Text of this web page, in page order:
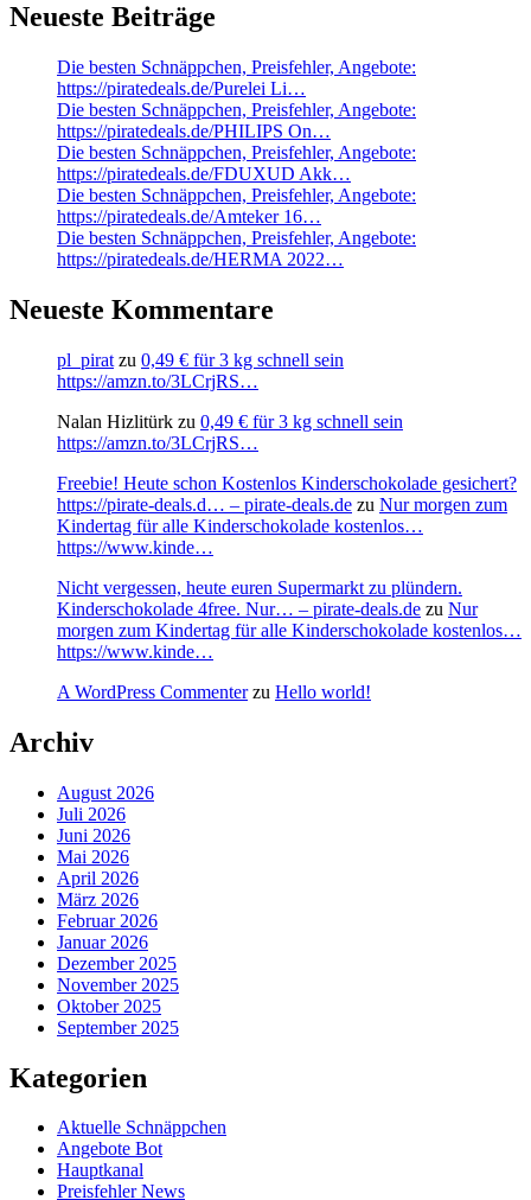
Neueste Beiträge
Die besten Schnäppchen, Preisfehler, Angebote:
https://piratedeals.de/Purelei Li…
Die besten Schnäppchen, Preisfehler, Angebote:
https://piratedeals.de/PHILIPS On…
Die besten Schnäppchen, Preisfehler, Angebote:
https://piratedeals.de/FDUXUD Akk…
Die besten Schnäppchen, Preisfehler, Angebote:
https://piratedeals.de/Amteker 16…
Die besten Schnäppchen, Preisfehler, Angebote:
https://piratedeals.de/HERMA 2022…
Neueste Kommentare
pl_pirat zu 0,49 € für 3 kg schnell sein
https://amzn.to/3LCrjRS…
Nalan Hizlitürk zu 0,49 € für 3 kg schnell sein
https://amzn.to/3LCrjRS…
Freebie! Heute schon Kostenlos Kinderschokolade gesichert?
https://pirate-deals.d… – pirate-deals.de zu Nur morgen zum
Kindertag für alle Kinderschokolade kostenlos…
https://www.kinde…
Nicht vergessen, heute euren Supermarkt zu plündern.
Kinderschokolade 4free. Nur… – pirate-deals.de zu Nur
morgen zum Kindertag für alle Kinderschokolade kostenlos…
https://www.kinde…
A WordPress Commenterzu Hello world!
Archiv
August 2026
Juli 2026
Juni 2026
Mai 2026
April 2026
März 2026
Februar 2026
Januar 2026
Dezember 2025
November 2025
Oktober 2025
September 2025
Kategorien
Aktuelle Schnäppchen
Angebote Bot
Hauptkanal
Preisfehler News